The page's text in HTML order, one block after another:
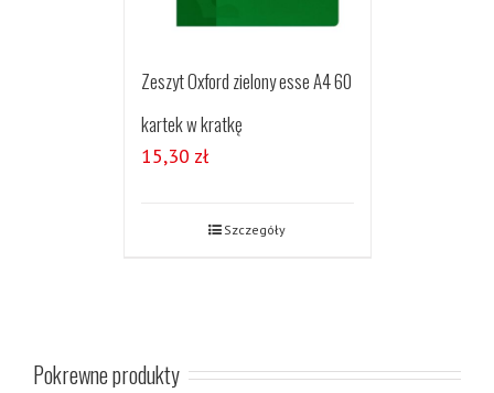
Zeszyt Oxford zielony esse A4 60
kartek w kratkę
15,30 zł
Szczegóły
Pokrewne produkty